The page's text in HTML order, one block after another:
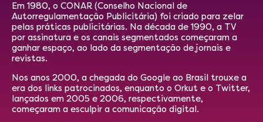
Em 1980, o CONAR (Conselho Nacional de
Autorregulamentação Publicitária) foi criado para zelar
pelas práticas publicitárias. Na década de 1990, a TV
por assinatura e os canais segmentados começaram a
ganhar espaço, ao lado da segmentação de jornais e
revistas.
Nos anos 2000, a chegada do Google ao Brasil trouxe a
era dos links patrocinados, enquanto o Orkut e o Twitter,
lançados em 2005 e 2006, respectivamente,
começaram a esculpir a comunicação digital.